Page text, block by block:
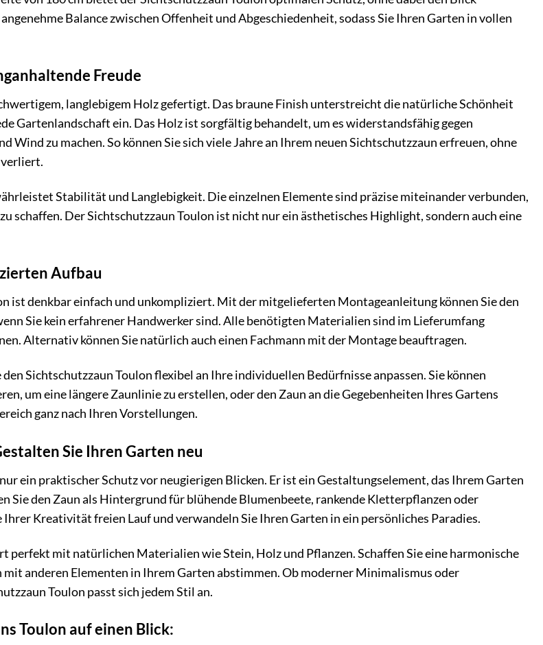
Balance zwischen Offenheit und Abgeschiedenheit, sodass Sie Ihren Garten in vollen
Freude
langlebigem Holz gefertigt. Das braune Finish unterstreicht die natürliche Schönheit
Gartenlandschaft ein. Das Holz ist sorgfältig behandelt, um es widerstandsfähig gegen
Wind zu machen. So können Sie sich viele Jahre an Ihrem neuen Sichtschutzzaun erfreuen, ohne
Stabilität und Langlebigkeit. Die einzelnen Elemente sind präzise miteinander verbunden,
schaffen. Der Sichtschutzzaun Toulon ist nicht nur ein ästhetisches Highlight, sondern auch eine
Aufbau
ist denkbar einfach und unkompliziert. Mit der mitgelieferten Montageanleitung können Sie den
Sie kein erfahrener Handwerker sind. Alle benötigten Materialien sind im Lieferumfang
Alternativ können Sie natürlich auch einen Fachmann mit der Montage beauftragen.
Sichtschutzzaun Toulon flexibel an Ihre individuellen Bedürfnisse anpassen. Sie können
um eine längere Zaunlinie zu erstellen, oder den Zaun an die Gegebenheiten Ihres Gartens
ganz nach Ihren Vorstellungen.
Sie Ihren Garten neu
ein praktischer Schutz vor neugierigen Blicken. Er ist ein Gestaltungselement, das Ihrem Garten
Sie den Zaun als Hintergrund für blühende Blumenbeete, rankende Kletterpflanzen oder
Ihrer Kreativität freien Lauf und verwandeln Sie Ihren Garten in ein persönliches Paradies.
perfekt mit natürlichen Materialien wie Stein, Holz und Pflanzen. Schaffen Sie eine harmonische
anderen Elementen in Ihrem Garten abstimmen. Ob moderner Minimalismus oder
Toulon passt sich jedem Stil an.
Toulon auf einen Blick: